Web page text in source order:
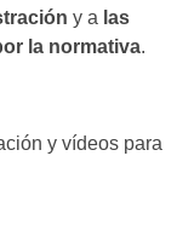
y a las
la normativa.
y vídeos para